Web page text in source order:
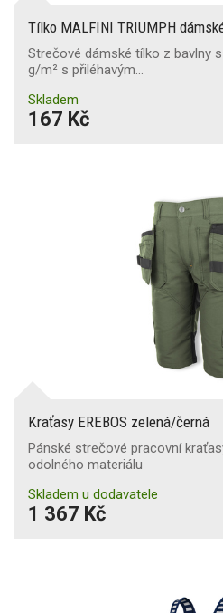
Tílko MALFINI TRIUMPH
Strečové dámské tílko z bavlny
g/m² s přiléhavým…
Skladem
167 Kč
Kraťasy EREBOS zelená/černá
Pánské strečové pracovní
odolného materiálu
Skladem u dodavatele
1 367 Kč